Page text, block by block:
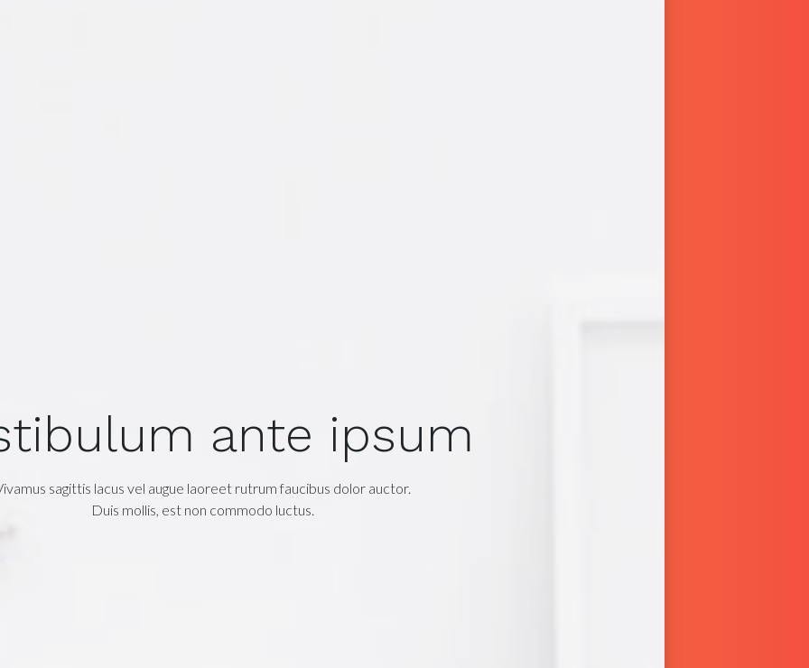
ante ipsum
sagittis lacus vel augue laoreet rutrum faucibus dolor auctor.
Duis mollis, est non commodo luctus.